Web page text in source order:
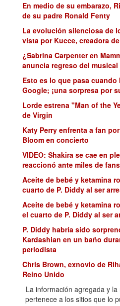
En medio de su embarazo,
de su padre Ronald Fenty
La evolución silenciosa de
vista por Kucce, creadora
¿Sabrina Carpenter en
anuncia regreso del musical
Esto es lo que pasa cuando
Google; ¡una sorpresa por
Lorde estrena "Man of the
de Virgin
Katy Perry enfrenta a fan
Bloom en concierto
VIDEO: Shakira se cae en
reaccionó ante miles de fans
Aceite de bebé y ketamina
cuarto de P. Diddy al ser
Aceite de bebé y ketamina
el cuarto de P. Diddy al ser
P. Diddy habría sido
Kardashian en un baño
periodista
Chris Brown, exnovio de
Reino Unido
La joyería más cara del Met
Un día Met Gala y al otro
La información agregada y
pertenece a los sitios que lo